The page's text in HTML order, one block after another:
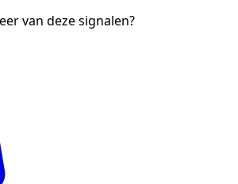
van deze signalen?